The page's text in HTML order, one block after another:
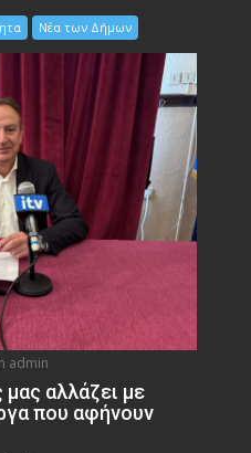
Νέα των Δήμων
admin
αλλάζει με
που αφήνουν